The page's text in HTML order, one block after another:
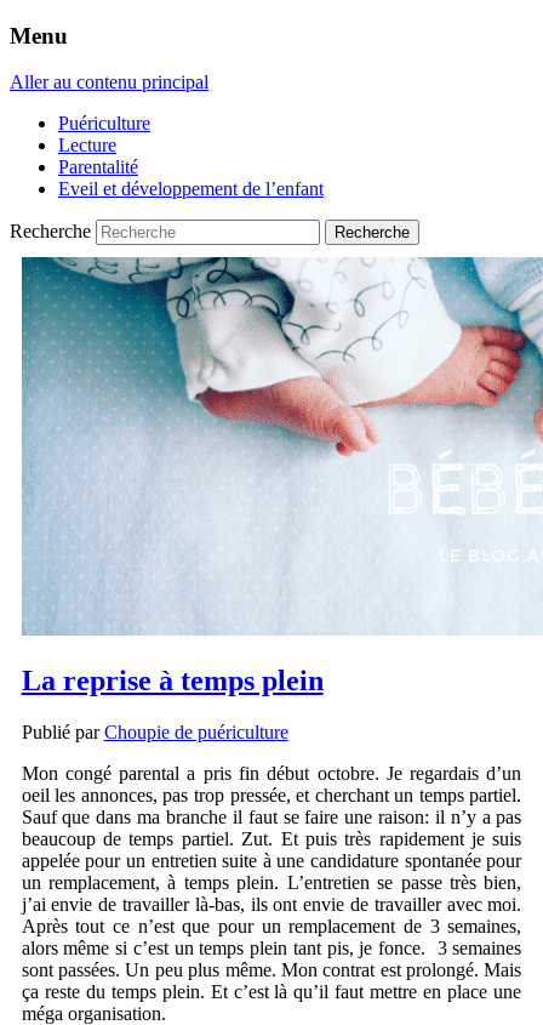
Menu
Aller au contenu principal
Puériculture
Lecture
Parentalité
Eveil et développement de l’enfant
Recherche
La reprise à temps plein
Publié parChoupie de puériculture
Mon congé parental a pris fin début octobre. Je regardais d’un
oeil les annonces, pas trop pressée, et cherchant un temps partiel.
Sauf que dans ma branche il faut se faire une raison: il n’y a pas
beaucoup de temps partiel. Zut. Et puis très rapidement je suis
appelée pour un entretien suite à une candidature spontanée pour
un remplacement, à temps plein. L’entretien se passe très bien,
j’ai envie de travailler là-bas, ils ont envie de travailler avec moi.
Après tout ce n’est que pour un remplacement de 3 semaines,
alors même si c’est un temps plein tant pis, je fonce. 3 semaines
sont passées. Un peu plus même. Mon contrat est prolongé. Mais
ça reste du temps plein. Et c’est là qu’il faut mettre en place une
méga organisation.